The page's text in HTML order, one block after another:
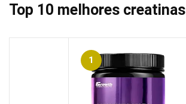
Top 10 melhores creatinas
1